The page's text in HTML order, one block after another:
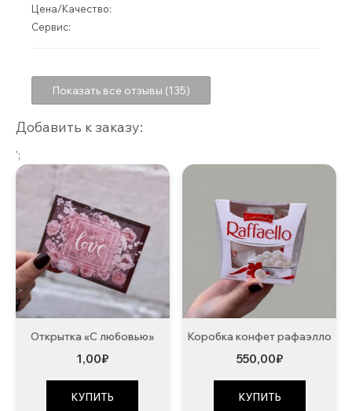
Цена/Качество:
Сервис:
Показать все отзывы (135)
Добавить к заказу:
';
Открытка «С любовью»
1,00₽
КУПИТЬ
Коробка конфет рафаэлло
550,00₽
КУПИТЬ